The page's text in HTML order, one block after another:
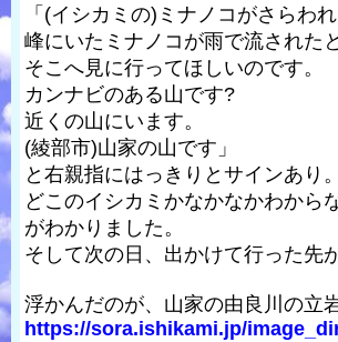
「(イシカミの)ミナノコがさらわ
峰にいたミナノコが雨で流された
そこへ見に行ってほしいのです。
カンナビのある山です?
近くの山にいます。
(綾部市)山家の山です」
と右親指にはっきりとサインあり。
どこのイシカミかなかなかわから
がわかりました。
そして次の日、出かけて行った先
浮かんだのが、山家の由良川の立
https://sora.ishikami.jp/